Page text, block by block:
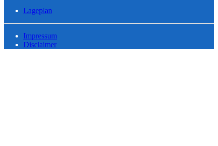
Lageplan
Impressum
Disclaimer